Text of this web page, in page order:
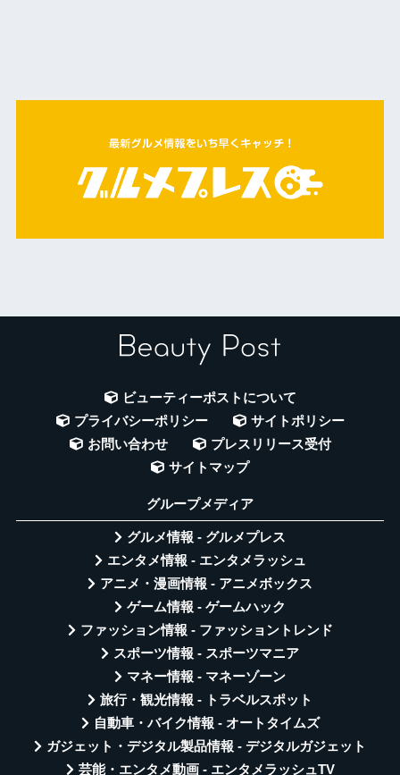
ビューティーポストについて
プライバシーポリシー
サイトポリシー
お問い合わせ
プレスリリース受付
サイトマップ
グループメディア
グルメ情報 - グルメプレス
エンタメ情報 - エンタメラッシュ
アニメ・漫画情報 - アニメボックス
ゲーム情報 - ゲームハック
ファッション情報 - ファッショントレンド
スポーツ情報 - スポーツマニア
マネー情報 - マネーゾーン
旅行・観光情報 - トラベルスポット
自動車・バイク情報 - オートタイムズ
ガジェット・デジタル製品情報 - デジタルガジェット
芸能・エンタメ動画 - エンタメラッシュTV